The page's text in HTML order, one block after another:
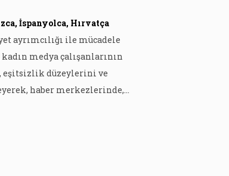
İspanyolca, Hırvatça
ayrımcılığı ile mücadele
medya çalışanlarının
eşitsizlik düzeylerini ve
haber merkezlerinde,